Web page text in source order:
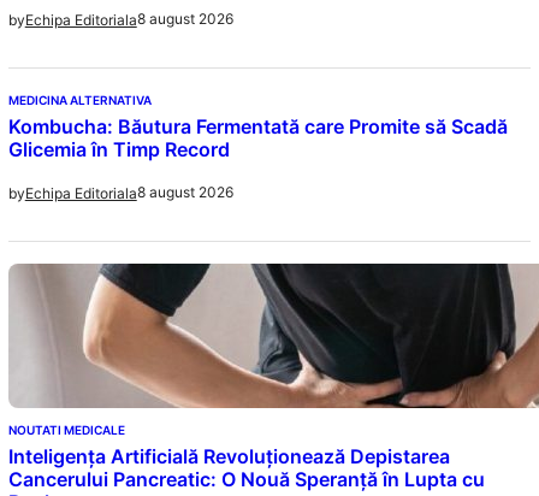
byEchipa Editoriala8 august 2026
MEDICINA ALTERNATIVA
Kombucha: Băutura Fermentată care Promite să Scadă
Glicemia în Timp Record
byEchipa Editoriala8 august 2026
NOUTATI MEDICALE
Inteligența Artificială Revoluționează Depistarea
Cancerului Pancreatic: O Nouă Speranță în Lupta cu